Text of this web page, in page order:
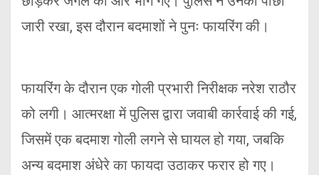
जारी रखा, इस दौरान बदमाशों ने पुनः फायरिंग की।
फायरिंग के दौरान एक गोली प्रभारी निरीक्षक नरेश राठौर
को लगी। आत्मरक्षा में पुलिस द्वारा जवाबी कार्रवाई की गई,
जिसमें एक बदमाश गोली लगने से घायल हो गया, जबकि
अन्य बदमाश अंधेरे का फायदा उठाकर फरार हो गए।